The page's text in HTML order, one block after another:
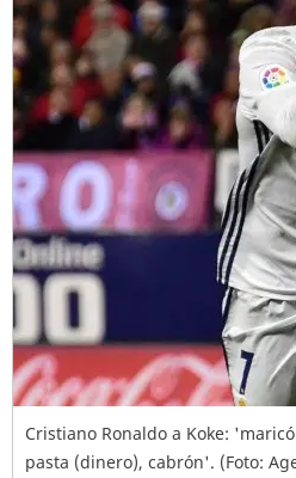
Cristiano Ronaldo a Koke:
pasta (dinero), cabrón'. (Foto: